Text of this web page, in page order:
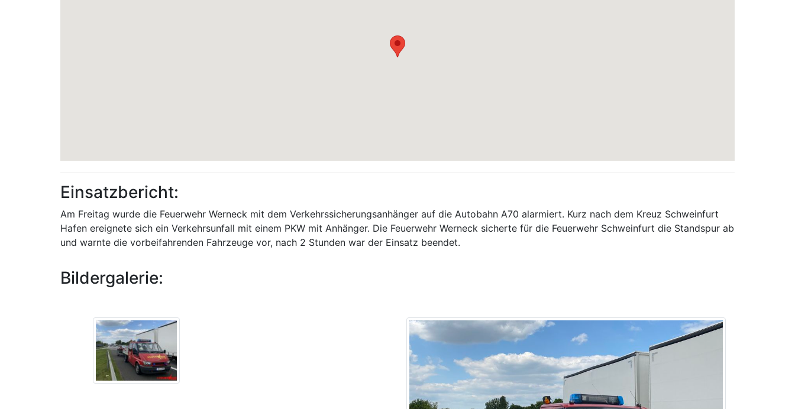
Einsatzbericht:
Am Freitag wurde die Feuerwehr Werneck mit dem Verkehrssicherungsanhänger auf die Autobahn A70 alarmiert. Kurz nach dem Kreuz Schweinfurt
Hafen ereignete sich ein Verkehrsunfall mit einem PKW mit Anhänger. Die Feuerwehr Werneck sicherte für die Feuerwehr Schweinfurt die Standspur ab
und warnte die vorbeifahrenden Fahrzeuge vor, nach 2 Stunden war der Einsatz beendet.
Bildergalerie: